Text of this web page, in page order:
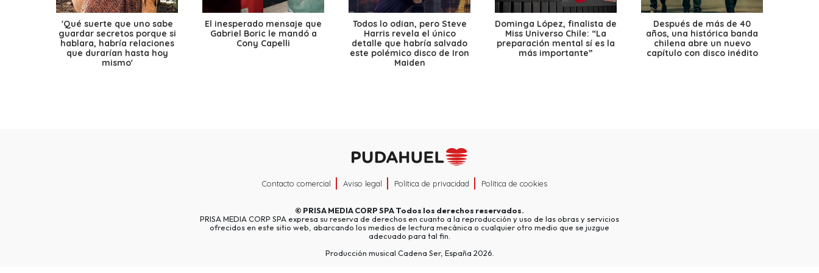
'Qué suerte que uno sabe
guardar secretos porque si
hablara, habría relaciones
que durarían hasta hoy
mismo'
El inesperado mensaje que
Gabriel Boric le mandó a
Cony Capelli
Todos lo odian, pero Steve
Harris revela el único
detalle que habría salvado
este polémico disco de Iron
Maiden
Dominga López, finalista de
Miss Universo Chile: “La
preparación mental sí es la
más importante”
Después de más de 40
años, una histórica banda
chilena abre un nuevo
capítulo con disco inédito
Contacto comercial Aviso legal Política de privacidad Política de cookies
© PRISA MEDIA CORP SPATodos los derechos reservados.
PRISA MEDIA CORP SPA expresa su reserva de derechos en cuanto a la reproducción y uso de las obras y servicios
ofrecidos en este sitio web, abarcando los medios de lectura mecánica o cualquier otro medio que se juzgue
adecuado para tal fin.
Producción musical Cadena Ser, España 2026.